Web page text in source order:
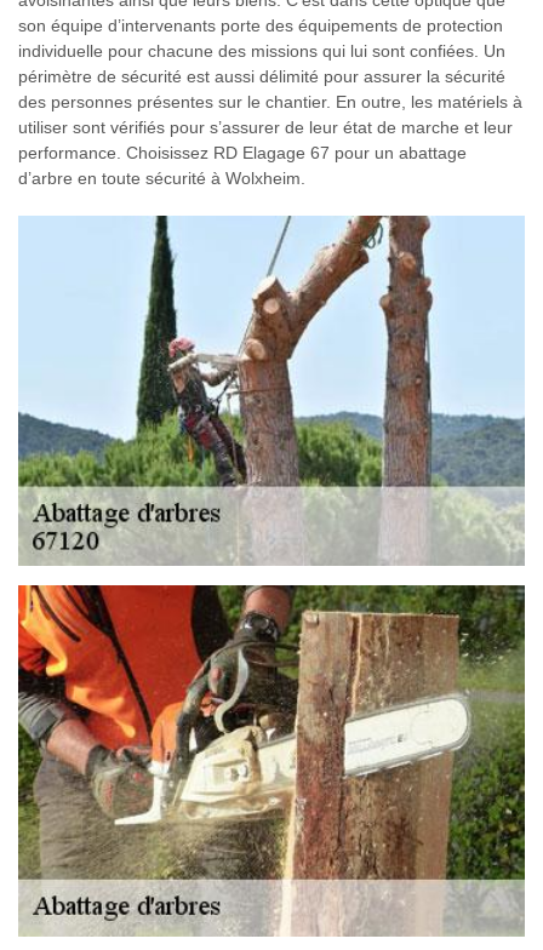
son équipe d’intervenants porte des équipements de protection
individuelle pour chacune des missions qui lui sont confiées. Un
périmètre de sécurité est aussi délimité pour assurer la sécurité
des personnes présentes sur le chantier. En outre, les matériels à
utiliser sont vérifiés pour s’assurer de leur état de marche et leur
performance. Choisissez RD Elagage 67 pour un abattage
d’arbre en toute sécurité à Wolxheim.